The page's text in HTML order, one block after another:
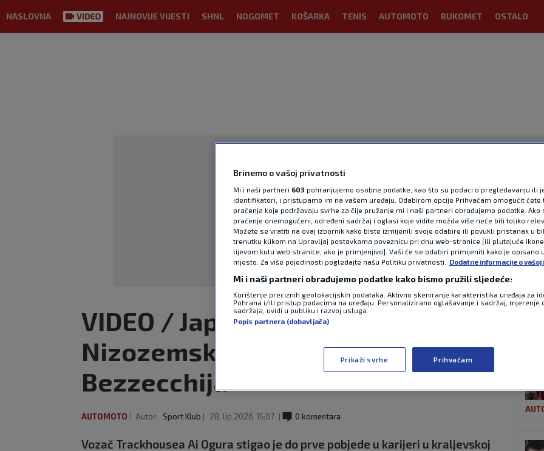
NASLOVNA NAJNOVIJE VIJESTI SHNL NOGOMET KOŠARKA TENIS AUTOMOTO RUKOMET OSTALO
OGLAS
VIDEO / Japanac ispisao povijest u
Nizozemskoj, katastrofa za
Bezzecchija
AUTOMOTO Autor: Sport Klub 28. lip 2026 15:07 0 komentara
Vozač Trackhousea Ai Ogura stigao je do prve pobjede u karijeri u kraljevskoj
Brinemo o vašoj privatnosti
Mi i naši partneri 603 pohranjujemo osobne podatke, kao što su podaci o pregledavanju ili
identifikatori, i pristupamo im na vašem uređaju. Odabirom opcije Prihvaćam omogućit ćete
praćenja koje podržavaju svrhe za čije pružanje mi i naši partneri obrađujemo podatke. Ako
praćenje onemogućeni, određeni sadržaj i oglasi koje vidite možda više neće biti toliko
Možete se vratiti na ovaj izbornik kako biste izmijenili svoje odabire ili povukli pristanak u
trenutku klikom na Upravljaj postavkama poveznicu pri dnu web-stranice [ili plutajuće
lijevom kutu web stranice, ako je primjenjivo]. Vaši će se odabiri primijeniti kako je opisano
mjesto. Za više pojedinosti pogledajte našu Politiku privatnosti.
Dodatne informacije o
Mi i naši partneri obrađujemo podatke kako bismo pružili sljedeće:
Korištenje preciznih geolokacijskih podataka. Aktivno skeniranje karakteristika uređaja za
Pohrana i/ili pristup podacima na uređaju. Personalizirano oglašavanje i sadržaj, mjerenje
sadržaja, uvidi u publiku i razvoj usluga.
Popis partnera (dobavljača)
Prikaži svrhe Prihvaćam